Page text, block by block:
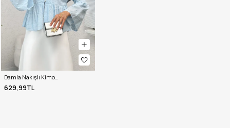
Damla Nakışlı Kimono 2368 - MAVİ
629,99TL